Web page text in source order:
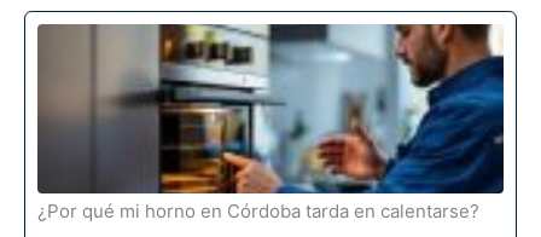
p
¿Por qué mi horno en Córdoba tarda en calentarse?